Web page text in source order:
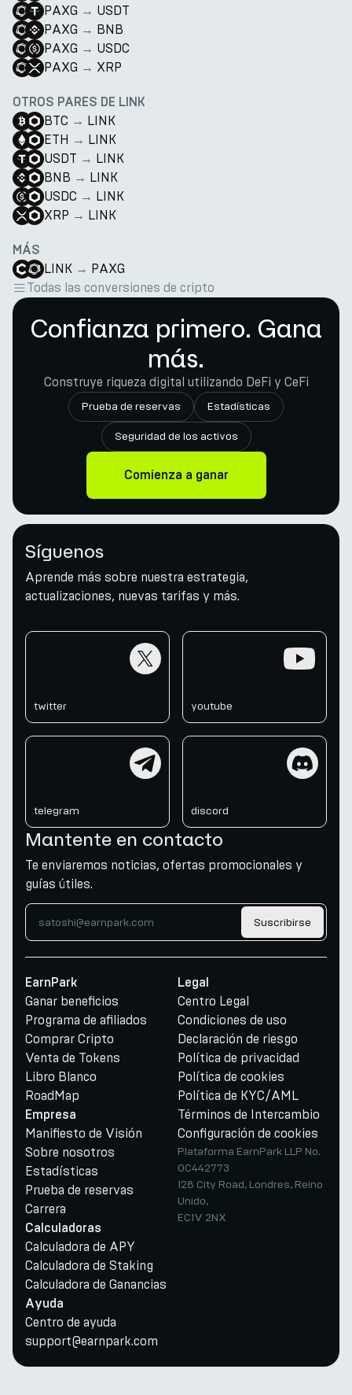
PAXG → USDT
PAXG → BNB
PAXG → USDC
PAXG → XRP
OTROS PARES DE LINK
BTC → LINK
ETH → LINK
USDT → LINK
BNB → LINK
USDC → LINK
XRP → LINK
MÁS
LINK → PAXG
Todas las conversiones de cripto
Confianza primero. Gana
más.
Construye riqueza digital utilizando DeFi y CeFi
Prueba de reservas Estadísticas
Seguridad de los activos
Comienza a ganar
Síguenos
Aprende más sobre nuestra estrategia,
actualizaciones, nuevas tarifas y más.
twitter youtube
telegram discord
Mantente en contacto
Te enviaremos noticias, ofertas promocionales y
guías útiles.
Suscribirse
EarnPark
Ganar beneficios
Programa de afiliados
Comprar Cripto
Venta de Tokens
Libro Blanco
RoadMap
Empresa
Manifiesto de Visión
Sobre nosotros
Estadísticas
Prueba de reservas
Carrera
Calculadoras
Calculadora de APY
Calculadora de Staking
Calculadora de Ganancias
Ayuda
Centro de ayuda
support@earnpark.com
Legal
Centro Legal
Condiciones de uso
Declaración de riesgo
Política de privacidad
Política de cookies
Política de KYC/AML
Términos de Intercambio
Configuración de cookies
Plataforma EarnPark LLP No.
OC442773
128 City Road, Londres, Reino
Unido,
EC1V 2NX